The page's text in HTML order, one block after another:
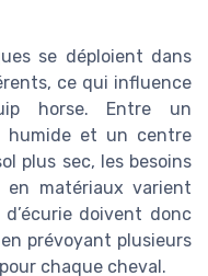
se déploient dans
ce qui influence
horse. Entre un
humide et un centre
plus sec, les besoins
en matériaux varient
d’écurie doivent donc
prévoyant plusieurs
chaque cheval.